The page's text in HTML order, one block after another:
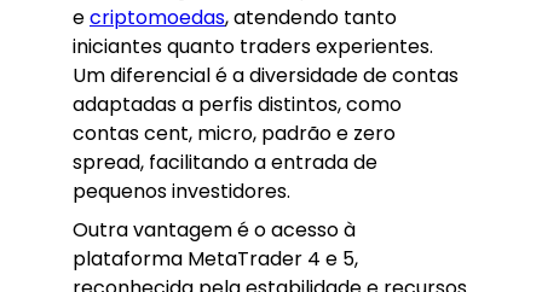
ecriptomoedas, atendendo tanto
iniciantes quanto traders experientes.
Um diferencial é a diversidade de contas
adaptadas a perfis distintos, como
contas cent, micro, padrão e zero
spread, facilitando a entrada de
pequenos investidores.
Outra vantagem é o acesso à
plataforma MetaTrader 4 e 5,